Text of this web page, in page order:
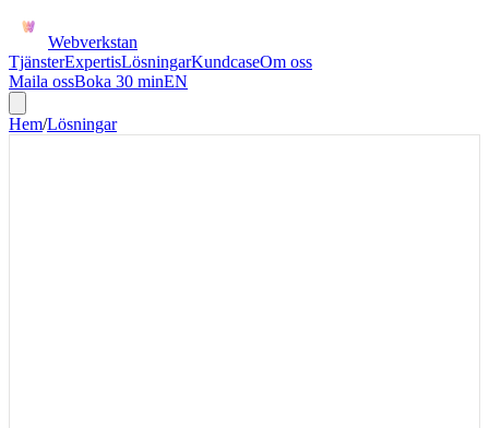
Webverkstan
TjänsterExpertisLösningarKundcaseOm oss
Maila ossBoka 30 minEN
Hem/Lösningar